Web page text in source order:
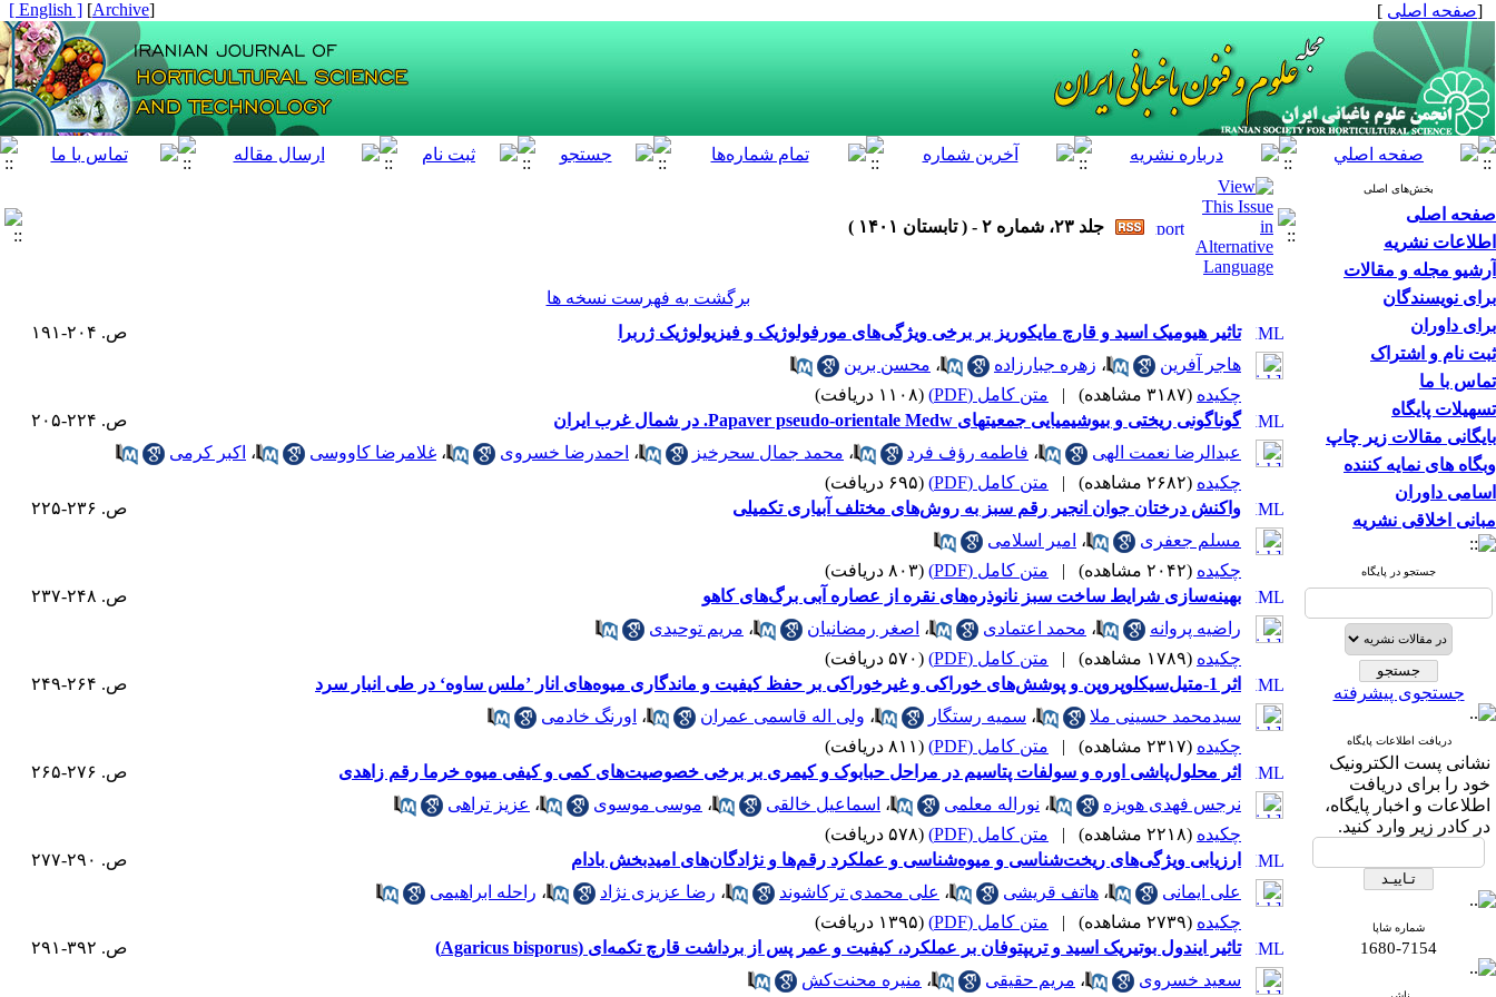
[صفحه اصلی ]
[
Archive
]
[ English ]
بخش‌های اصلی
صفحه اصلی
اطلاعات نشریه
آرشیو مجله و مقالات
برای نویسندگان
برای داوران
ثبت نام و اشتراک
تماس با ما
تسهیلات پایگاه
بایگانی مقالات زیر چاپ
وبگاه های نمایه کننده
اسامی داوران
مبانی اخلاقی نشریه
جستجو در پایگاه
جستجوی پیشرفته
دریافت اطلاعات پایگاه
نشانی پست الکترونیک
خود را برای دریافت
اطلاعات و اخبار پایگاه،
در کادر زیر وارد کنید.
شماره شاپا
1680-7154
جلد ۲۳، شماره ۲ - ( تابستان ۱۴۰۱ )
برگشت به فهرست نسخه ها
تاثیر هیومیک اسید و قارچ مایکوریز بر برخی ویژگی‌‌های مورفولوژیک و فیزیولوژیک ژربرا
ص. ۲۰۴-۱۹۱
هاجر آفرین
، زهره جبارزاده ، محسن برین
چکیده (۳۱۸۷ مشاهده) | متن کامل (PDF)
(۱۱۰۸ دریافت)
گوناگونی ریختی و بیوشیمیایی جمعیت‎های Papaver pseudo-orientale Medw. در شمال غرب ایران
ص. ۲۲۴-۲۰۵
عبدالرضا نعمت الهی
، فاطمه رؤف فرد ، محمد جمال سحرخیز ، احمدرضا خسروی ، غلامرضا کاووسی ، اکبر کرمی
چکیده (۲۶۸۲ مشاهده) | متن کامل (PDF)
(۶۹۵ دریافت)
واکنش درختان جوان انجیر رقم سبز به روش‌های مختلف آبیاری تکمیلی
ص. ۲۳۶-۲۲۵
مسلم جعفری
، امیر اسلامی
چکیده (۲۰۴۲ مشاهده) | متن کامل (PDF)
(۸۰۳ دریافت)
بهینه‌‌سازی شرایط ساخت سبز نانوذره‌های نقره از عصاره‌‌ آبی برگ‌های کاهو
ص. ۲۴۸-۲۳۷
راضیه پروانه
، محمد اعتمادی ، اصغر رمضانیان ، مریم توحیدی
چکیده (۱۷۸۹ مشاهده) | متن کامل (PDF)
(۵۷۰ دریافت)
اثر 1-متیل‌سیکلوپروپن و پوشش‌های‌ خوراکی و غیرخوراکی بر حفظ کیفیت و ماندگاری میوه‌های انار ’ملس ساوه‘ در طی انبار سرد
ص. ۲۶۴-۲۴۹
سیدمحمد حسینی ملا
، سمیه رستگار ، ولی اله قاسمی ‌عمران ، اورنگ خادمی
چکیده (۲۳۱۷ مشاهده) | متن کامل (PDF)
(۸۱۱ دریافت)
اثر محلول‌پاشی اوره و سولفات پتاسیم در مراحل حبابوک و کیمری بر برخی خصوصیت‌های کمی و کیفی میوه خرما رقم زاهدی
ص. ۲۷۶-۲۶۵
نرجس فهدی هویزه
، نوراله معلمی ، اسماعیل خالقی ، موسی موسوی ، عزیز تراهی
چکیده (۲۲۱۸ مشاهده) | متن کامل (PDF)
(۵۷۸ دریافت)
ارزیابی ویژگی‌های ریخت‌شناسی و میوه‌شناسی و عملکرد رقم‌ها و نژادگان‌های امیدبخش بادام
ص. ۲۹۰-۲۷۷
علی ایمانی
، هاتف قریشی ، علی محمدی ترکاشوند ، رضا عزیزی نژاد ، راحله ابراهیمی
چکیده (۲۷۳۹ مشاهده) | متن کامل (PDF)
(۱۳۹۵ دریافت)
تاثیر ایندول بوتیریک اسید و تریپتوفان بر عملکرد، کیفیت و عمر پس از برداشت قارچ تکمه‌‌ای (Agaricus bisporus)
ص. ۳۹۲-۲۹۱
سعید خسروی
، مریم حقیقی ، منیره محنت‌کش